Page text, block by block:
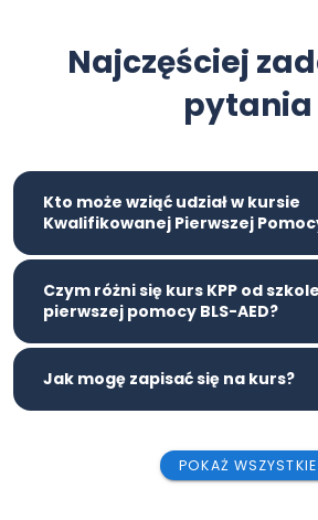
Najczęściej
pytania
Kto może wziąć udział w kursie
Kwalifikowanej Pierwszej
Czym różni się kurs KPP od
pierwszej pomocy BLS-AED?
Jak mogę zapisać się na kurs?
POKAŻ WSZYSTKIE